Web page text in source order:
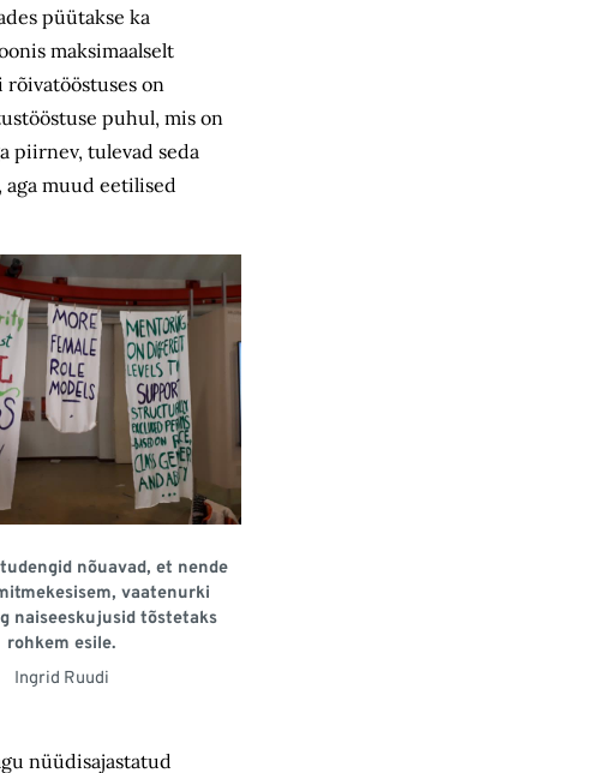
püütakse ka
maksimaalselt
on
puhul, mis on
piirnev, tulevad seda
muud eetilised
nõuavad, et nende
vaatenurki
naiseeskujusid tõstetaks
rohkem esile.
Ingrid Ruudi
nüüdisajastatud